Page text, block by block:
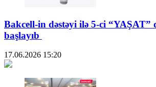
Bakcell-in dəstəyi ilə 5-ci “YAŞAT”
başlayıb
17.06.2026 15:20